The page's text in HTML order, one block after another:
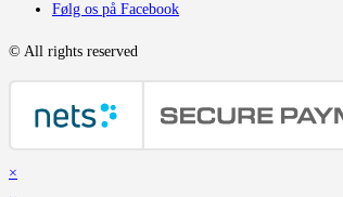
Følg os på Facebook
© All rights reserved
×